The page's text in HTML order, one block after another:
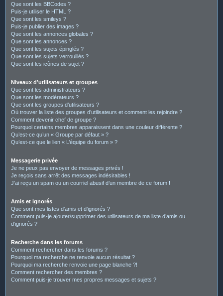
Que sont les BBCodes ?
Puis-je utiliser le HTML ?
Que sont les smileys ?
Puis-je publier des images ?
Que sont les annonces globales ?
Que sont les annonces ?
Que sont les sujets épinglés ?
Que sont les sujets verrouillés ?
Que sont les icônes de sujet ?
Niveaux d’utilisateurs et groupes
Que sont les administrateurs ?
Que sont les modérateurs ?
Que sont les groupes d’utilisateurs ?
Où trouver la liste des groupes d’utilisateurs et comment les rejoindre ?
Comment devenir chef de groupe ?
Pourquoi certains membres apparaissent dans une couleur différente ?
Qu’est-ce qu’un « Groupe par défaut » ?
Qu’est-ce que le lien « L’équipe du forum » ?
Messagerie privée
Je ne peux pas envoyer de messages privés !
Je reçois sans arrêt des messages indésirables !
J’ai reçu un spam ou un courriel abusif d’un membre de ce forum !
Amis et ignorés
Que sont mes listes d’amis et d’ignorés ?
Comment puis-je ajouter/supprimer des utilisateurs de ma liste d’amis ou
d’ignorés ?
Recherche dans les forums
Comment rechercher dans les forums ?
Pourquoi ma recherche ne renvoie aucun résultat ?
Pourquoi ma recherche renvoie une page blanche ?!
Comment rechercher des membres ?
Comment puis-je trouver mes propres messages et sujets ?